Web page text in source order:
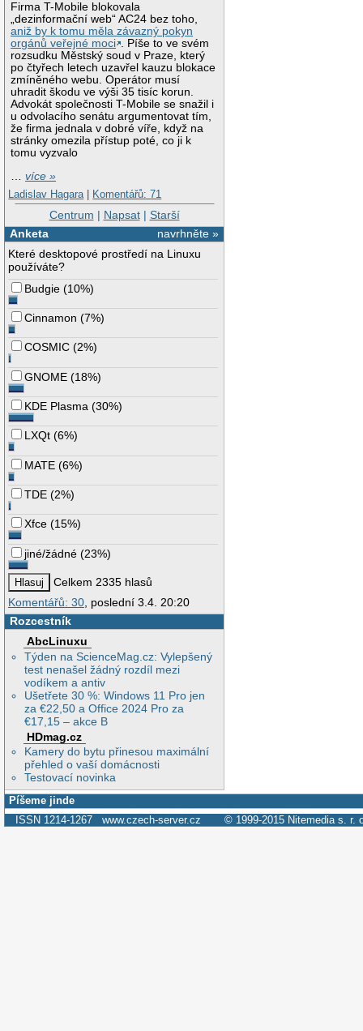
Firma T-Mobile blokovala
„dezinformační web“ AC24 bez toho,
aniž by k tomu měla závazný pokyn
orgánů veřejné moci . Píše to ve svém
rozsudku Městský soud v Praze, který
po čtyřech letech uzavřel kauzu blokace
zmíněného webu. Operátor musí
uhradit škodu ve výši 35 tisíc korun.
Advokát společnosti T-Mobile se snažil i
u odvolacího senátu argumentovat tím,
že firma jednala v dobré víře, když na
stránky omezila přístup poté, co ji k
tomu vyzvalo
…více »
Ladislav Hagara | Komentářů: 71
Centrum | Napsat| Starší
navrhněte »
Anketa
Které desktopové prostředí na Linuxu
používáte?
Budgie (10%)
Cinnamon (7%)
COSMIC (2%)
GNOME (18%)
KDE Plasma (30%)
LXQt (6%)
MATE (6%)
TDE (2%)
Xfce (15%)
jiné/žádné (23%)
Celkem 2335 hlasů
Komentářů: 30, poslední 3.4. 20:20
Rozcestník
AbcLinuxu
Týden na ScienceMag.cz: Vylepšený
test nenašel žádný rozdíl mezi
vodíkem a antiv
Ušetřete 30 %: Windows 11 Pro jen
za €22,50 a Office 2024 Pro za
€17,15 – akce B
HDmag.cz
Kamery do bytu přinesou maximální
přehled o vaší domácnosti
Testovací novinka
Píšeme jinde
ISSN 1214-1267 www.czech-server.cz © 1999-2015 Nitemedia s. r.